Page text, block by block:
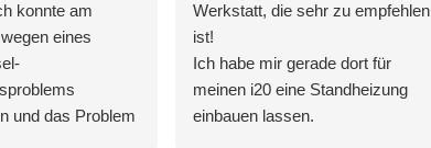
konnte am
eines
und das Problem
Werkstatt, die sehr zu empfehlen
ist!
Ich habe mir gerade dort für
meinen i20 eine Standheizung
einbauen lassen.